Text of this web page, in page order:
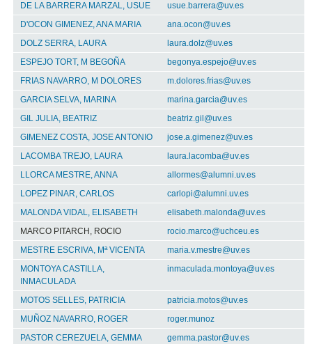
DE LA BARRERA MARZAL, USUE
usue.barrera@uv.es
D'OCON GIMENEZ, ANA MARIA
ana.ocon@uv.es
DOLZ SERRA, LAURA
laura.dolz@uv.es
ESPEJO TORT, M BEGOÑA
begonya.espejo@uv.es
FRIAS NAVARRO, M DOLORES
m.dolores.frias@uv.es
GARCIA SELVA, MARINA
marina.garcia@uv.es
GIL JULIA, BEATRIZ
beatriz.gil@uv.es
GIMENEZ COSTA, JOSE ANTONIO
jose.a.gimenez@uv.es
LACOMBA TREJO, LAURA
laura.lacomba@uv.es
LLORCA MESTRE, ANNA
allormes@alumni.uv.es
LOPEZ PINAR, CARLOS
carlopi@alumni.uv.es
MALONDA VIDAL, ELISABETH
elisabeth.malonda@uv.es
MARCO PITARCH, ROCIO
rocio.marco@uchceu.es
MESTRE ESCRIVA, Mª VICENTA
maria.v.mestre@uv.es
MONTOYA CASTILLA,
INMACULADA
inmaculada.montoya@uv.es
MOTOS SELLES, PATRICIA
patricia.motos@uv.es
MUÑOZ NAVARRO, ROGER
roger.munoz
PASTOR CEREZUELA, GEMMA
gemma.pastor@uv.es